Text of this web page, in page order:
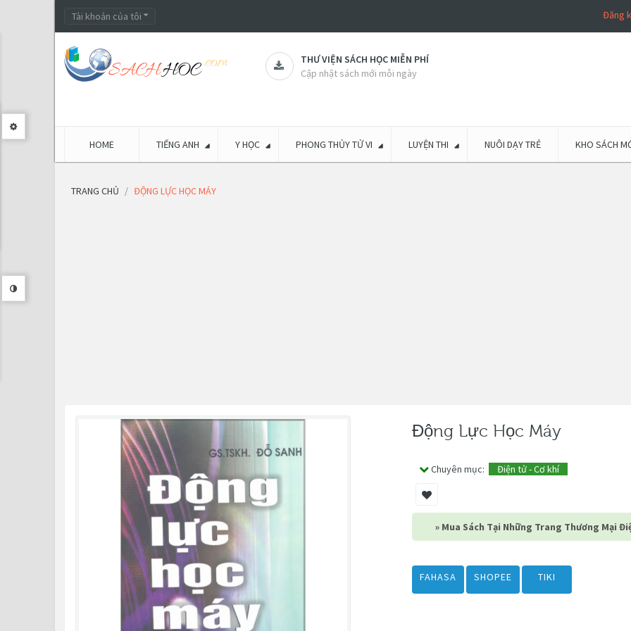
Tài khoản của tôi Đăng
THƯ VIỆN SÁCH HỌC MIỄN PHÍ
Cập nhật sách mới mỗi ngày
HOME TIẾNG ANH Y HỌC PHONG THỦY TỬ VI LUYỆN THI NUÔI DẠY TRẺ KHO SÁCH
TRANG CHỦ ĐỘNG LỰC HỌC MÁY
Động Lực Học Máy
Chuyên mục: Điện tử - Cơ khí
» Mua Sách Tại Những Trang Thương Mại
FAHASA SHOPEE TIKI